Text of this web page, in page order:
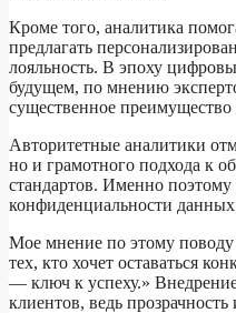
Кроме того, аналитика
предлагать
лояльность. В эпоху
будущем, по мнению
существенное
Авторитетные аналитики
но и грамотного подхода к
стандартов. Именно поэтому
конфиденциальности
Мое мнение по этому поводу
тех, кто хочет оставаться
— ключ к успеху.» Внедрение
клиентов, ведь